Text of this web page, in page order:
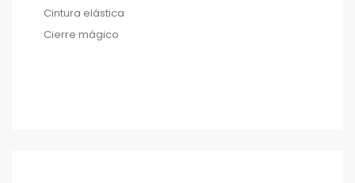
Cintura elástica
Cierre mágico